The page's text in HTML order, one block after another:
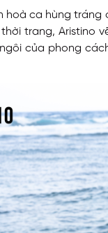
hoà ca hùng tráng
trang, Aristino
của phong